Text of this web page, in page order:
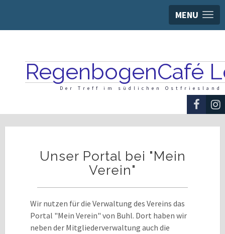
MENU
RegenbogenCafé
Der Treff im südlichen Ostfriesland
Unser Portal bei "Mein
Verein"
Wir nutzen für die Verwaltung des Vereins das
Portal "Mein Verein" von Buhl. Dort haben wir
neben der Mitgliederverwaltung auch die